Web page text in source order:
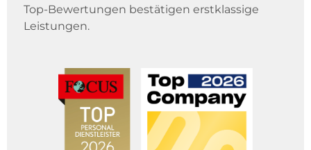
Top-Bewertungen bestätigen erstklassige
Leistungen.